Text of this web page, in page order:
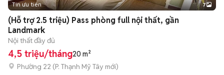
+2
Tin ưu tiên 7
(Hỗ trợ 2.5 triệu) Pass phòng full nội thất, gần
Landmark
Nội thất đầy đủ
4,5 triệu/tháng20 m²
Phường 22 (P. Thạnh Mỹ Tây mới)